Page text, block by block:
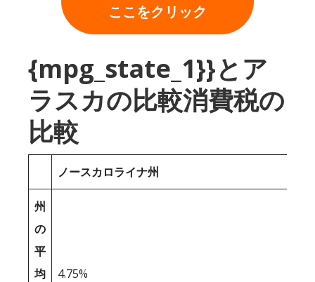
ここをクリック
{mpg_state_1}}とア
ラスカの比較消費税の
比較
ノースカロライナ州
州
の
平
均
4.75%